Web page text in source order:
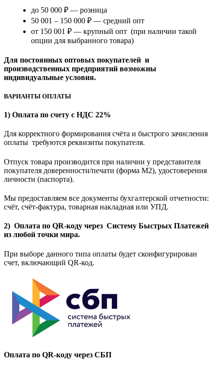
до 50 000 ₽ — розница
50 001 – 150 000 ₽ — средний опт
от 150 001 ₽ — крупный опт (при наличии такой
опции для выбранного товара)
Для постоянных оптовых покупателей и
производственных предприятий возможны
индивидуальные условия.
ВАРИАНТЫ ОПЛАТЫ
1) Оплата по счету с НДС 22%
Для корректного формирования счёта и быстрого зачисления
оплаты требуются реквизиты покупателя.
Отпуск товара производится при наличии у представителя
покупателя доверенности/печати (форма M2), удостоверения
личности (паспорта).
Мы предоставляем все документы бухгалтерской отчетности:
счёт, счёт-фактура, товарная накладная или УПД.
2) Оплата по QR-коду через Систему Быстрых Платежей
из любой точки мира.
При выборе данного типа оплаты будет сконфигурирован
счет, включающий QR-код.
Оплата по QR-коду через СБП